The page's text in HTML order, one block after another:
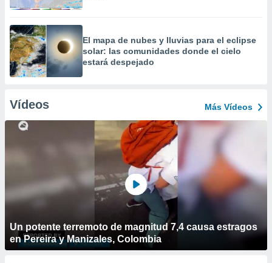
​El mapa de nubes y lluvias para el eclipse
solar: las comunidades donde el cielo
estará despejado
Vídeos Más Vídeos
Un potente terremoto de magnitud 7,4 causa estragos
en Pereira y Manizales, Colombia